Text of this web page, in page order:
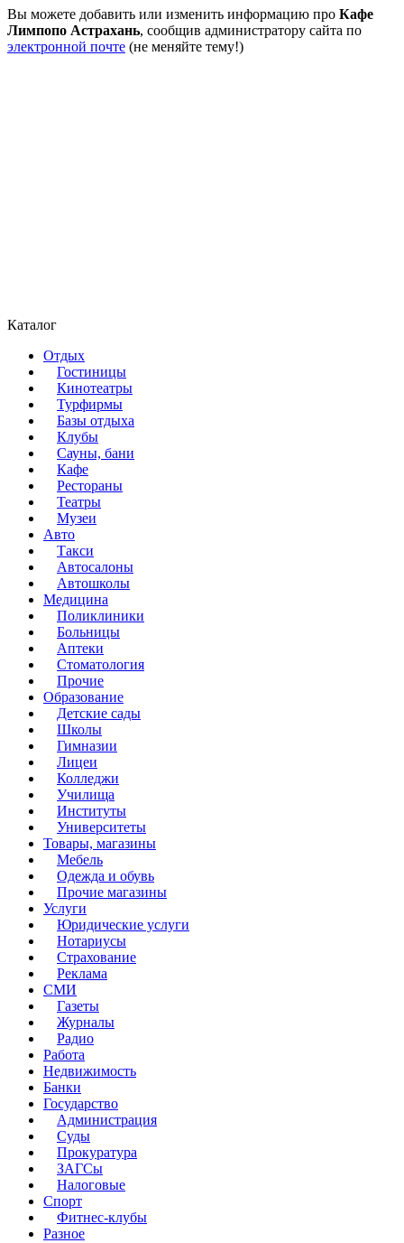
Вы можете добавить или изменить информацию про Кафе
Лимпопо Астрахань, сообщив администратору сайта по
электронной почте (не меняйте тему!)
Каталог
Отдых
Гостиницы
Кинотеатры
Турфирмы
Базы отдыха
Клубы
Сауны, бани
Кафе
Рестораны
Театры
Музеи
Авто
Такси
Автосалоны
Автошколы
Медицина
Поликлиники
Больницы
Аптеки
Стоматология
Прочие
Образование
Детские сады
Школы
Гимназии
Лицеи
Колледжи
Училища
Институты
Университеты
Товары, магазины
Мебель
Одежда и обувь
Прочие магазины
Услуги
Юридические услуги
Нотариусы
Страхование
Реклама
СМИ
Газеты
Журналы
Радио
Работа
Недвижимость
Банки
Государство
Администрация
Суды
Прокуратура
ЗАГСы
Налоговые
Спорт
Фитнес-клубы
Разное